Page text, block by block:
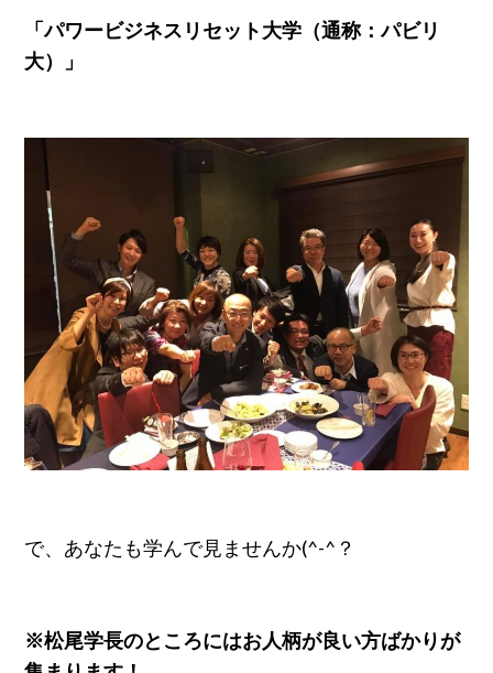
「パワービジネスリセット大学（通称：パビリ
大）」
で、あなたも学んで見ませんか(^-^？
※松尾学長のところにはお人柄が良い方ばかりが